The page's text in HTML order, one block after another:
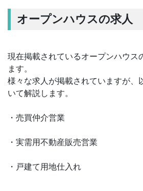
オープンハウスの求人
現在掲載されているオープンハウス
ます。
様々な求人が掲載されていますが、
いて解説します。
・売買仲介営業
・実需用不動産販売営業
・戸建て用地仕入れ